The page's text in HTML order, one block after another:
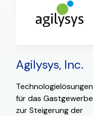
Agilysys, Inc.
Technologielösungen
für das Gastgewerbe
zur Steigerung der